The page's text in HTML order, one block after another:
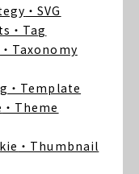
・SVG
・Tag
・Taxonomy
・Template
・Theme
・Thumbnail